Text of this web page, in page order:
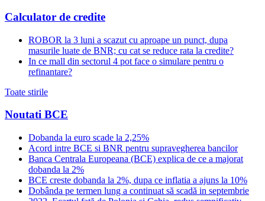
Calculator de credite
ROBOR la 3 luni a scazut cu aproape un punct, dupa
masurile luate de BNR; cu cat se reduce rata la credite?
In ce mall din sectorul 4 pot face o simulare pentru o
refinantare?
Toate stirile
Noutati BCE
Dobanda la euro scade la 2,25%
Acord intre BCE si BNR pentru supravegherea bancilor
Banca Centrala Europeana (BCE) explica de ce a majorat
dobanda la 2%
BCE creste dobanda la 2%, dupa ce inflatia a ajuns la 10%
Dobânda pe termen lung a continuat să scadă in septembrie